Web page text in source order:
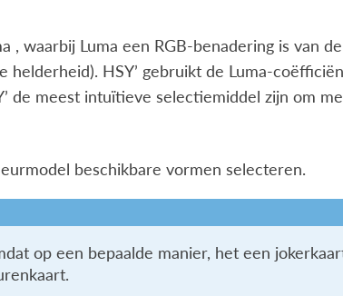
, waarbij Luma een RGB-benadering is van
HSY’ gebruikt de Luma-
de meest intuïtieve selectiemiddel zijn om
beschikbare vormen selecteren.
op een bepaalde manier, het een